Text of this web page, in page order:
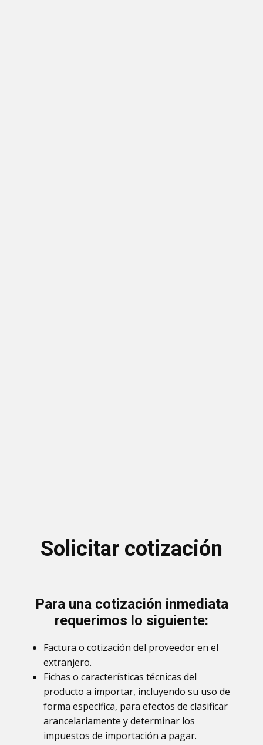
Solicitar cotización
Para una cotización inmediata
requerimos lo siguiente:
Factura o cotización del proveedor en el
extranjero.
Fichas o características técnicas del
producto a importar, incluyendo su uso de
forma específica, para efectos de clasificar
arancelariamente y determinar los
impuestos de importación a pagar.